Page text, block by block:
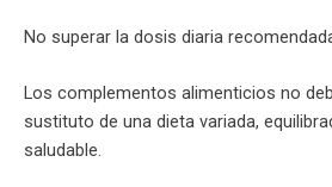
No superar la dosis diaria
Los complementos alimenticios no
sustituto de una dieta variada,
saludable.